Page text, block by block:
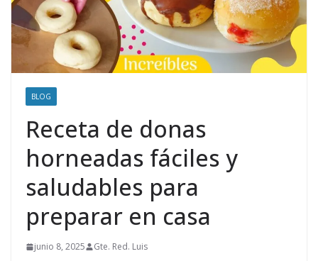
BLOG
Receta de donas
horneadas fáciles y
saludables para
preparar en casa
junio 8, 2025 Gte. Red. Luis